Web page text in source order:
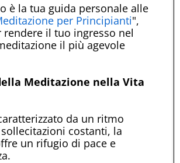
è la tua guida personale alle
per Principianti",
il tuo ingresso nel
il più agevole
Meditazione nella Vita
da un ritmo
costanti, la
un rifugio di pace e